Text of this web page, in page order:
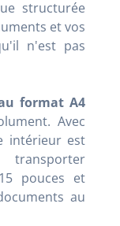
structurée
et vos
n'est pas
format A4
Avec
intérieur est
pouces et
au